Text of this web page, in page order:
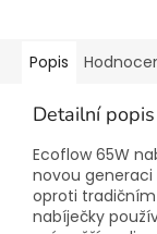
Popis
Detailní
Ecoflow 65W
novou generaci
oproti tradičním
nabíječky